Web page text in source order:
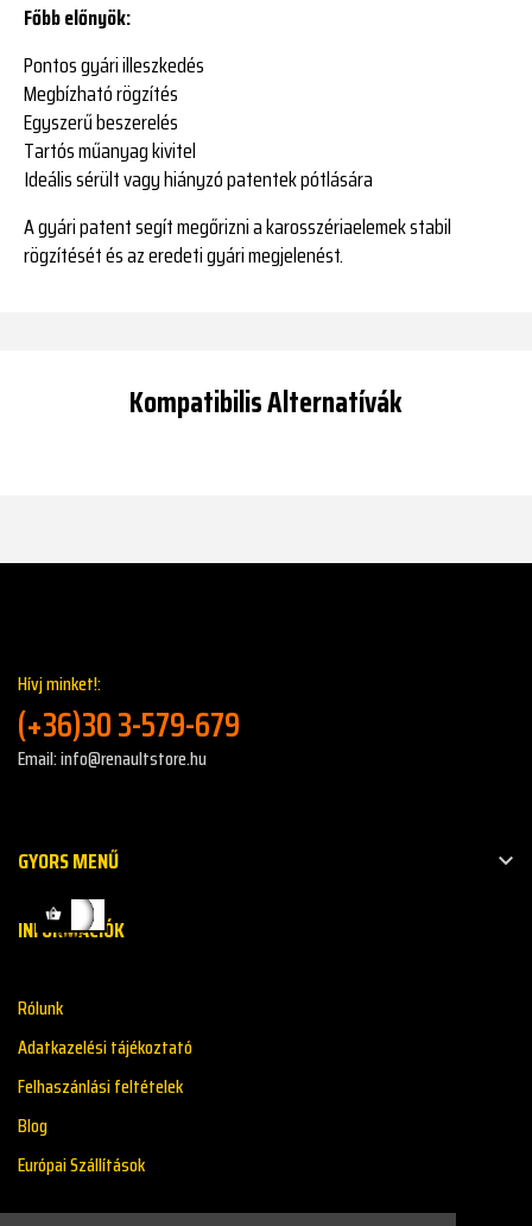
Főbb előnyök:
Pontos gyári illeszkedés
Megbízható rögzítés
Egyszerű beszerelés
Tartós műanyag kivitel
Ideális sérült vagy hiányzó patentek pótlására
A gyári patent segít megőrizni a karosszériaelemek stabil
rögzítését és az eredeti gyári megjelenést.
Kompatibilis Alternatívák
Hívj minket!:
(+36)30 3-579-679
Email: info@renaultstore.hu
GYORS MENŰ 
INFORMÁCIÓK
Rólunk
Adatkazelési tájékoztató
Felhaszánlási feltételek
Blog
Európai Szállítások